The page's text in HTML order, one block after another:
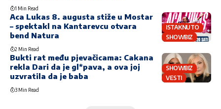
1 Min Read
ISTAKNUTO
SHOWBIZ
Aca Lukas 8. augusta stiže u Mostar
– spektakl na Kantarevcu otvara
bend Natura
2 Min Read
SHOWBIZ
VESTI
Bukti rat među pjevačicama: Cakana
rekla Dari da je gl*pava, a ova joj
uzvratila da je baba
3 Min Read